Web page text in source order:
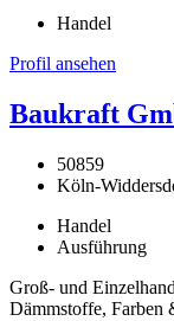
Handel
Profil ansehen
Baukraft
50859
Köln-
Handel
Ausführung
Groß- und
Dämmstoffe, Farben